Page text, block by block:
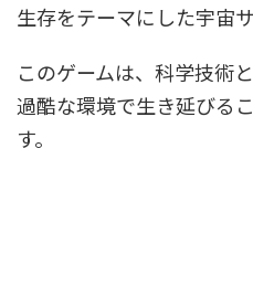
生存をテーマにした宇宙
このゲームは、科学技術
過酷な環境で生き延びる
す。